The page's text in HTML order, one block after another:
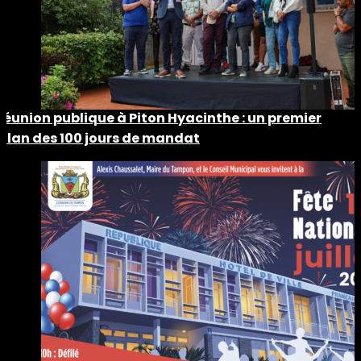
publique à Piton Hyacinthe : un premier
des 100 jours de mandat